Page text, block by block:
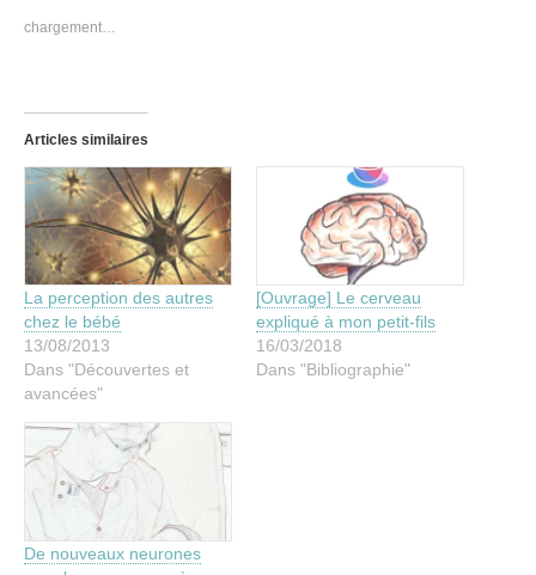
chargement…
Articles similaires
La perception des autres
chez le bébé
13/08/2013
Dans "Découvertes et
avancées"
[Ouvrage] Le cerveau
expliqué à mon petit-fils
16/03/2018
Dans "Bibliographie"
De nouveaux neurones